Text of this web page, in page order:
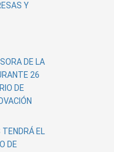
Y
DE LA
26
DE
TENDRÁ EL
DE